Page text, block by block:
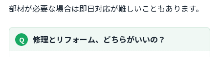
部材が必要な場合は即日対応が難しいこともあります。
修理とリフォーム、どちらがいいの？